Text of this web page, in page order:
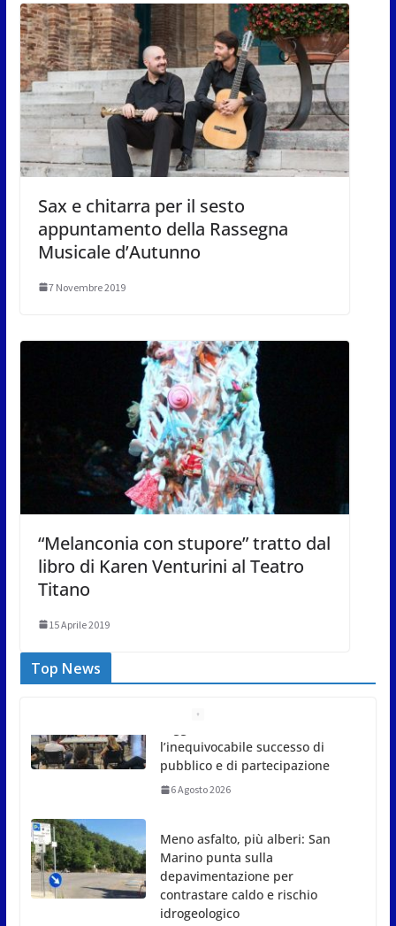
Sax e chitarra per il sesto
appuntamento della Rassegna
Musicale d’Autunno
7 Novembre 2019
“Melanconia con stupore” tratto dal
libro di Karen Venturini al Teatro
Titano
15 Aprile 2019
Top News
Meno asfalto, più alberi: San
Marino punta sulla
depavimentazione per
6 Agosto 2026
San Marino. USL: l’inferno di
Marcinelle diventi monito e